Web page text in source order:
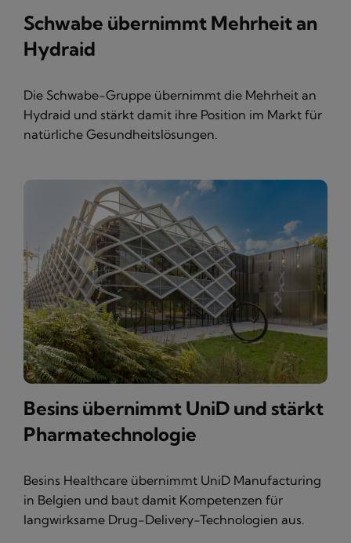
Schwabe übernimmt Mehrheit an
Hydraid
Die Schwabe-Gruppe übernimmt die Mehrheit an
Hydraid und stärkt damit ihre Position im Markt für
natürliche Gesundheitslösungen.
Besins übernimmt UniD und stärkt
Pharmatechnologie
Besins Healthcare übernimmt UniD Manufacturing
in Belgien und baut damit Kompetenzen für
langwirksame Drug-Delivery-Technologien aus.